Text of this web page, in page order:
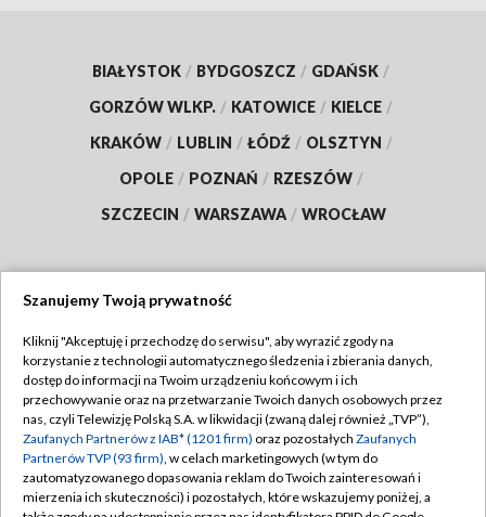
BIAŁYSTOK / BYDGOSZCZ / GDAŃSK /
GORZÓW WLKP. / KATOWICE / KIELCE /
KRAKÓW / LUBLIN / ŁÓDŹ / OLSZTYN /
OPOLE / POZNAŃ / RZESZÓW /
SZCZECIN / WARSZAWA / WROCŁAW
TVP
Abonament TVP
Emisja w TVP
Centrum informacji TVP
Naziemna Telewizja Cyfrowa
Regulamin TVP
Polityka prywatności
Moje zgody
Pomoc
Szanujemy Twoją prywatność
Kliknij "Akceptuję i przechodzę do serwisu", aby wyrazić zgody na
korzystanie z technologii automatycznego śledzenia i zbierania danych,
dostęp do informacji na Twoim urządzeniu końcowym i ich
przechowywanie oraz na przetwarzanie Twoich danych osobowych przez
nas, czyli Telewizję Polską S.A. w likwidacji (zwaną dalej również „TVP”),
Zaufanych Partnerów z IAB* (1201 firm) oraz pozostałych Zaufanych
Partnerów TVP (93 firm), w celach marketingowych (w tym do
zautomatyzowanego dopasowania reklam do Twoich zainteresowań i
mierzenia ich skuteczności) i pozostałych, które wskazujemy poniżej, a